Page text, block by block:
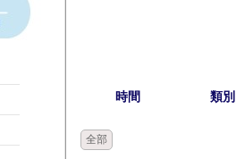
時間 類別
全部